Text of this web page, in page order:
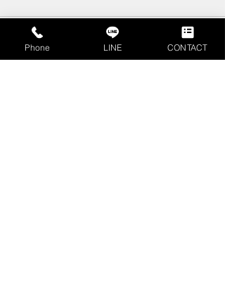
コメント
Phone LINE CONTACT